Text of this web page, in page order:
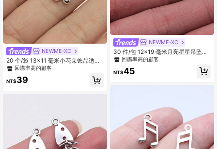
NEWME-XC
20 个/袋 13x11 毫米小花朵饰品适用
于 DIY 耳环、项链、手链、钥匙扣制
回購率高的顧客
NT$39
NEWME-XC
30 件/包 12x19 毫米月亮星星吊坠适
用于 DIY 珠宝制作配件珠宝配件 DIY
回購率高的顧客
NT$45